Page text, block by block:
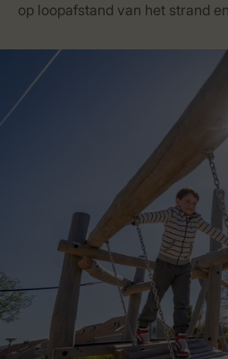
op loopafstand van het strand